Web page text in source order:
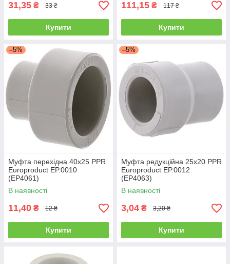
31,35 ₴ 33 ₴
Купити
111,15 ₴ 117 ₴
Купити
–5%
Муфта перехідна 40x25 PPR
Europroduct EP.0010
(EP4061)
В наявності
11,40 ₴ 12 ₴
Купити
–5%
Муфта редукційна 25x20 PPR
Europroduct EP.0012
(EP4063)
В наявності
3,04 ₴ 3,20 ₴
Купити